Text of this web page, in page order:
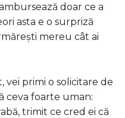
doar ce a
asta e o surpriză
mereu cât ai
vei primi o solicitare de
ceva foarte uman:
trimit ce cred ei că